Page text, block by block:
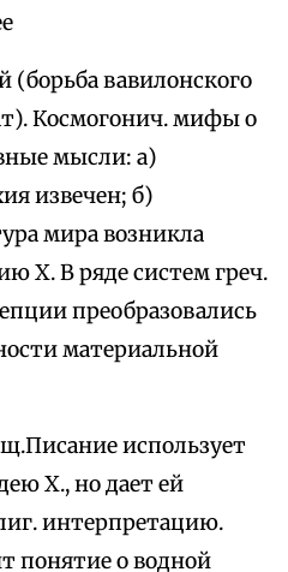
(борьба вавилонского
Космогонич. мифы о
мысли: а)
извечен; б)
мира возникла
Х. В ряде систем греч.
преобразовались
материальной
использует
Х., но дает ей
интерпретацию.
понятие о водной